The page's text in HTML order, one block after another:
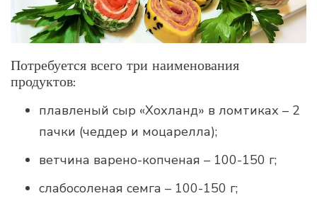
Потребуется всего три наименования
продуктов:
плавленый сыр «Хохланд» в ломтиках – 2
пачки (чеддер и моцарелла);
ветчина варено-копченая – 100-150 г;
слабосоленая семга – 100-150 г;